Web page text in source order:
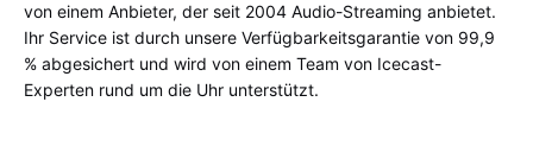
von einem Anbieter, der seit 2004 Audio-Streaming anbietet.
Ihr Service ist durch unsere Verfügbarkeitsgarantie von 99,9
% abgesichert und wird von einem Team von Icecast-
Experten rund um die Uhr unterstützt.